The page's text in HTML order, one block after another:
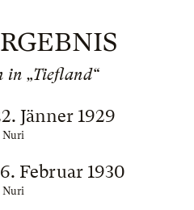
in „Tiefland“
Jänner 1929
Nuri
Februar 1930
Nuri